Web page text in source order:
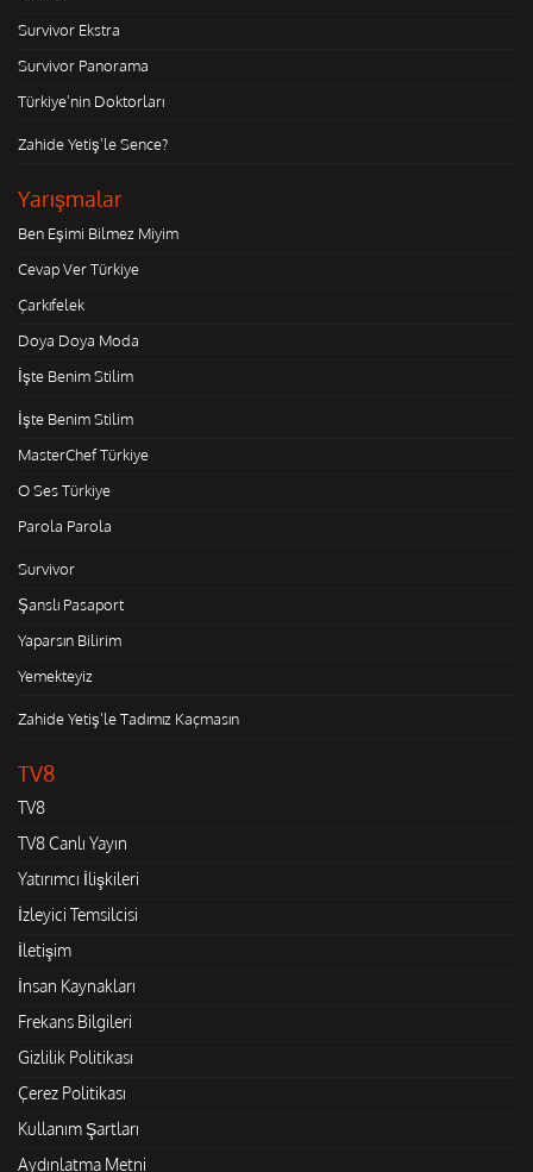
Survivor Ekstra
Survivor Panorama
Türkiye'nin Doktorları
Zahide Yetiş'le Sence?
Yarışmalar
Ben Eşimi Bilmez Miyim
Cevap Ver Türkiye
Çarkıfelek
Doya Doya Moda
İşte Benim Stilim
İşte Benim Stilim
MasterChef Türkiye
O Ses Türkiye
Parola Parola
Survivor
Şanslı Pasaport
Yaparsın Bilirim
Yemekteyiz
Zahide Yetiş'le Tadımız Kaçmasın
TV8
TV8
TV8 Canlı Yayın
Yatırımcı İlişkileri
İzleyici Temsilcisi
İletişim
İnsan Kaynakları
Frekans Bilgileri
Gizlilik Politikası
Çerez Politikası
Kullanım Şartları
Aydınlatma Metni